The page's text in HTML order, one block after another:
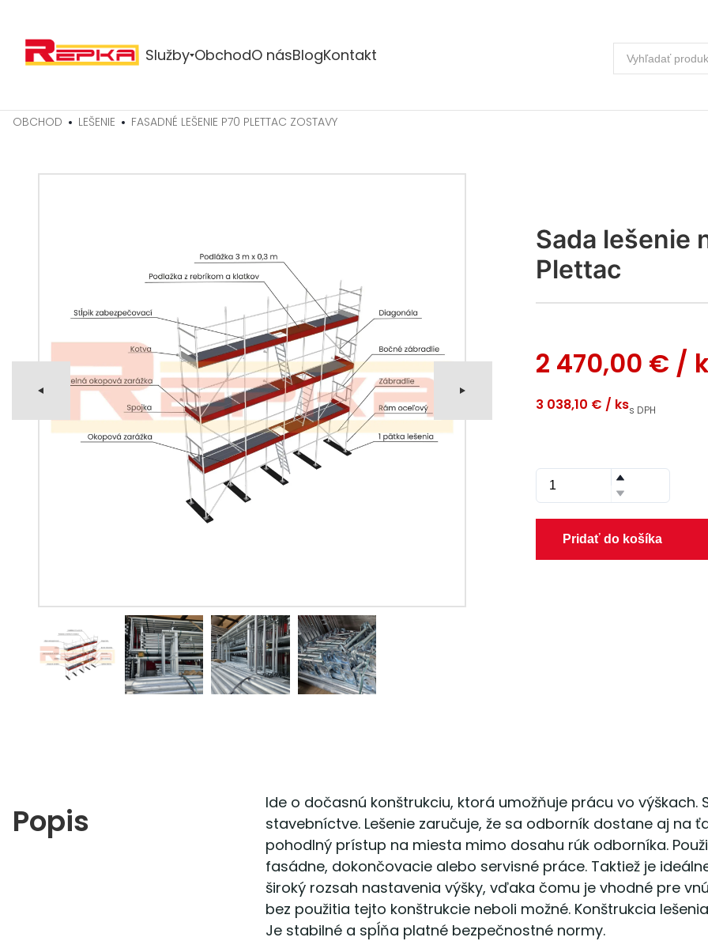
Služby ObchodO násBlogKontakt
OBCHOD LEŠENIE FASADNÉ LEŠENIE P70 PLETTAC ZOSTAVY
Sada lešenie
Plettac
2 470,00 € /
3 038,10 € / kss DPH
Pridať do košíka
Popis
Ide o dočasnú konštrukciu, ktorá umožňuje prácu vo výškach.
stavebníctve. Lešenie zaručuje, že sa odborník dostane aj na
pohodlný prístup na miesta mimo dosahu rúk odborníka.
fasádne, dokončovacie alebo servisné práce. Taktiež je
široký rozsah nastavenia výšky, vďaka čomu je vhodné pre
bez použitia tejto konštrukcie neboli možné. Konštrukcia
Je stabilné a spĺňa platné bezpečnostné normy.